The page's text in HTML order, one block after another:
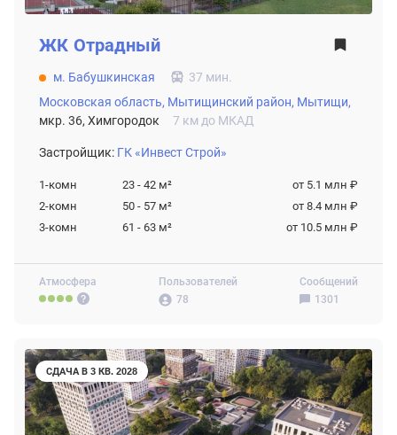
Атмосфера
Пользователей
78
Сообщений
1301
ЖК Отрадный
м. Бабушкинская
37 мин.
Московская область, Мытищинский район, Мытищи,
мкр. 36, Химгородок
7 км до МКАД
Застройщик: ГК «Инвест Строй»
1-комн 23 - 42 м²
от 5.1 млн ₽
2-комн
50 - 57 м²
от 8.4 млн ₽
3-комн
61 - 63 м² от 10.5 млн ₽
СДАЧА В 3 КВ. 2028